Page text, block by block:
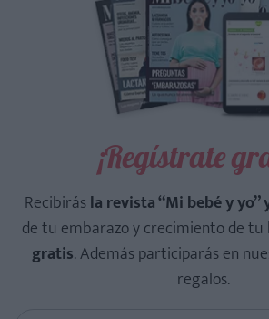
¡Regístrate
Recibirásla revista “Mi bebé y
de tu embarazo y crecimiento de tu
gratis. Además participarás en
regalos.